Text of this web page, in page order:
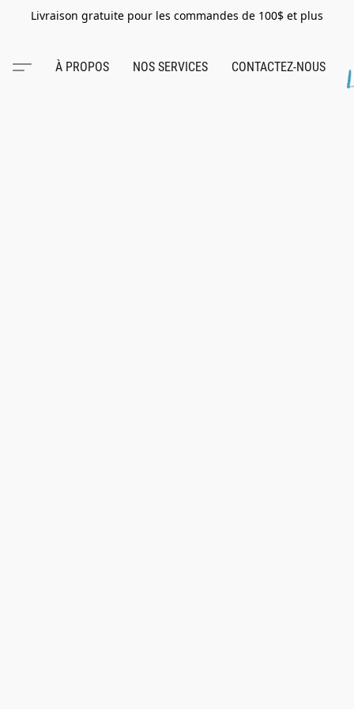
Livraison gratuite pour les commandes de 100$ et plus
À PROPOS NOS SERVICES CONTACTEZ-NOUS